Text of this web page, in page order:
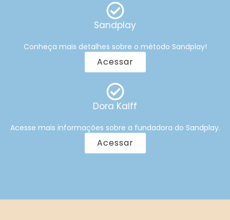
Saiba como funcionam nossos atendimentos.
Sandplay
Conheça mais detalhes sobre o método Sandplay!
Acessar
Dora Kalff
Acesse mais informações sobre a fundadora do Sandplay.
Acessar